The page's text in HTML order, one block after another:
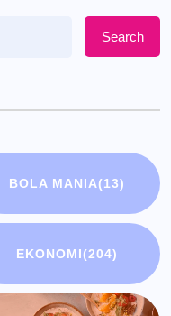
Search
BOLA MANIA(13)
EKONOMI(204)